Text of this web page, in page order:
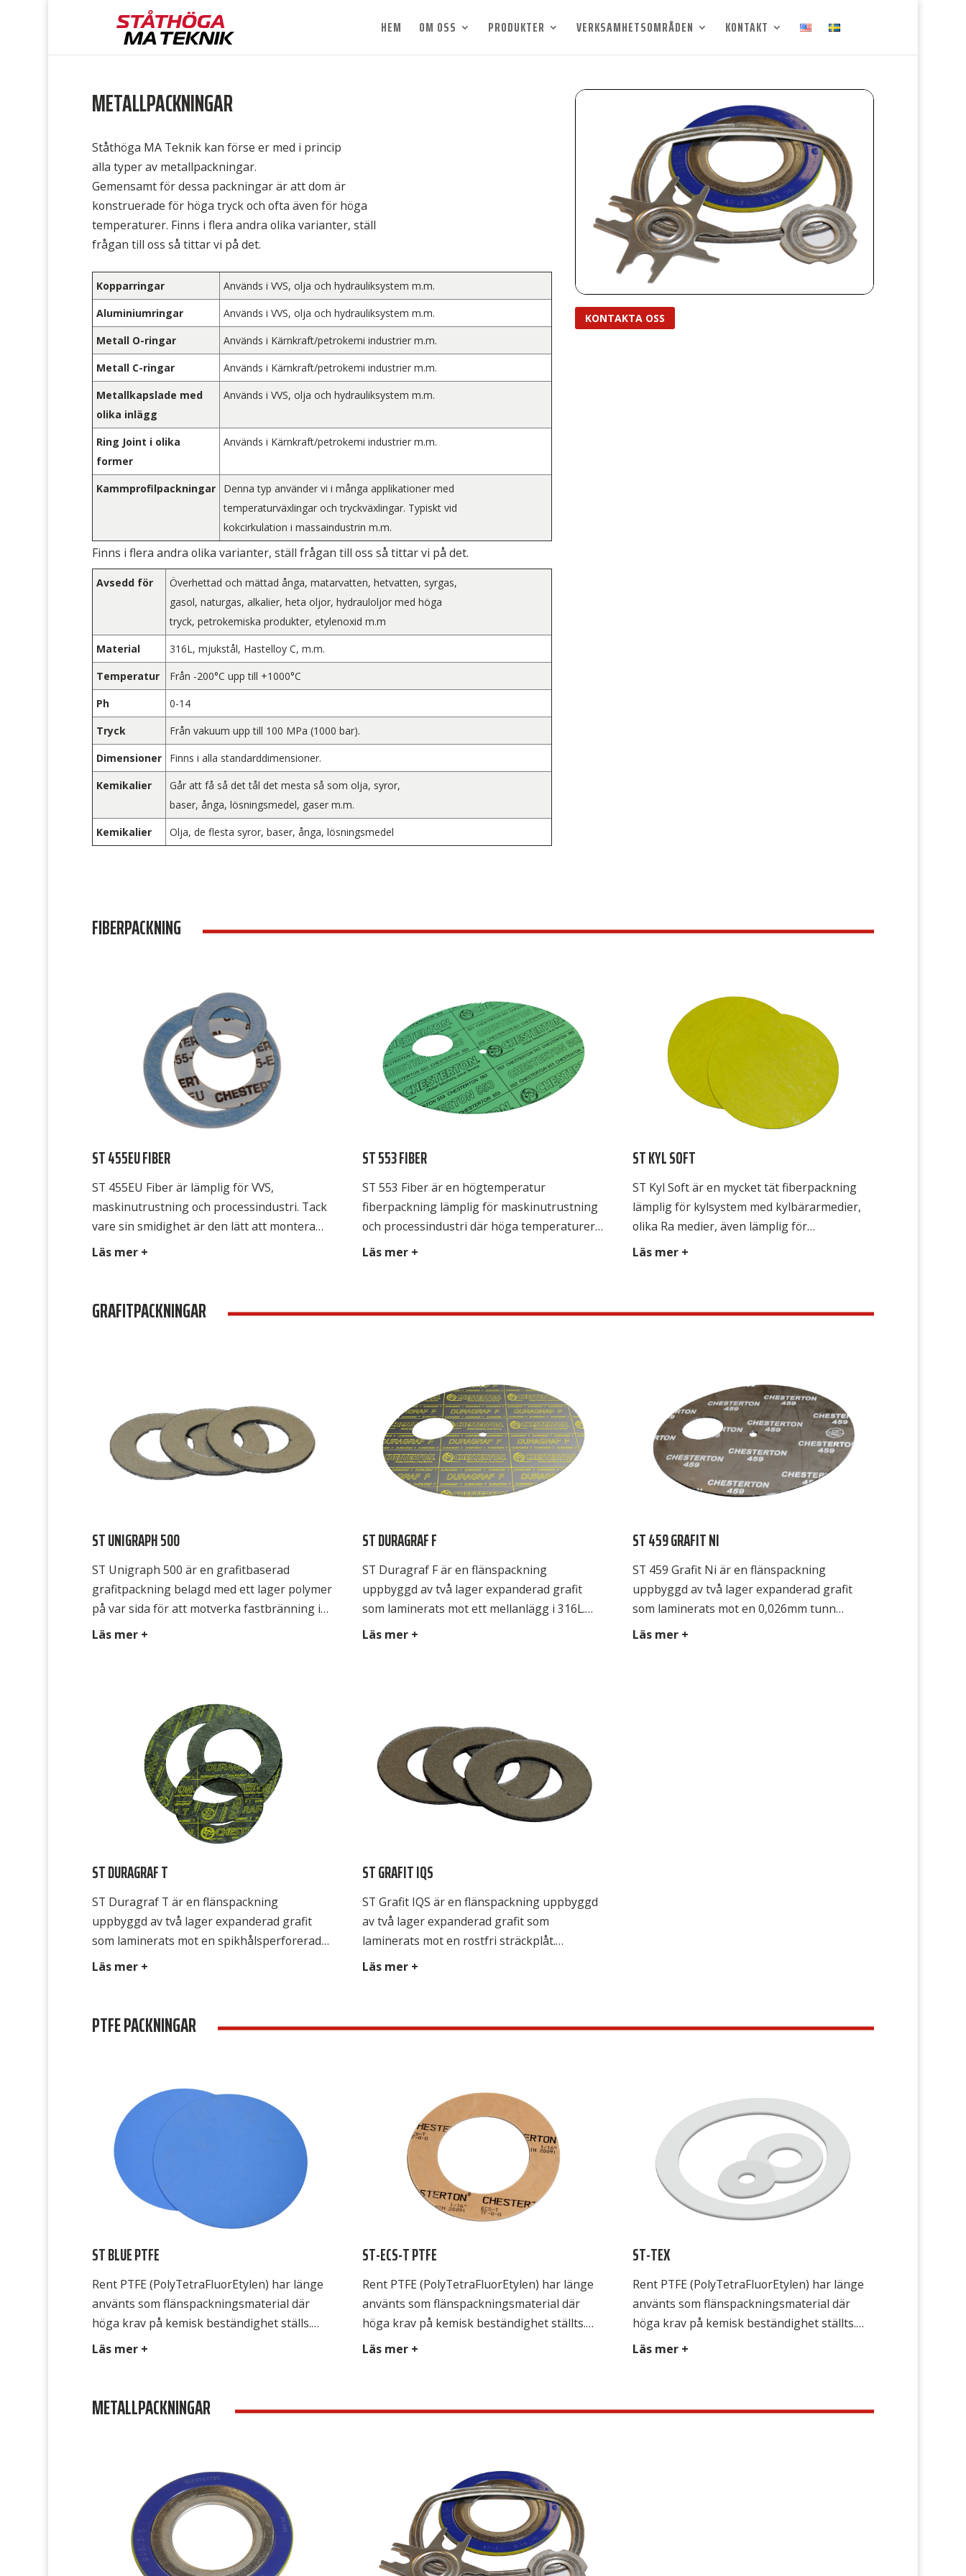
HEM OM OSS PRODUKTER VERKSAMHETSOMRÅDEN KONTAKT
METALLPACKNINGAR
Ståthöga MA Teknik kan förse er med i princip
alla typer av metallpackningar.
Gemensamt för dessa packningar är att dom är
konstruerade för höga tryck och ofta även för höga
temperaturer. Finns i flera andra olika varianter, ställ
frågan till oss så tittar vi på det.
Kopparringar
Används i VVS, olja och hydrauliksystem m.m.
Aluminiumringar
Används i VVS, olja och hydrauliksystem m.m.
Metall O-ringar
Används i Kärnkraft/petrokemi industrier m.m.
Metall C-ringar
Används i Kärnkraft/petrokemi industrier m.m.
Metallkapslade med
olika inlägg
Används i VVS, olja och hydrauliksystem m.m.
Ring Joint i olika
former
Används i Kärnkraft/petrokemi industrier m.m.
Kammprofilpackningar
Denna typ använder vi i många applikationer med
temperaturväxlingar och tryckväxlingar. Typiskt vid
kokcirkulation i massaindustrin m.m.
Finns i flera andra olika varianter, ställ frågan till oss så tittar vi på det.
Avsedd för
Överhettad och mättad ånga, matarvatten, hetvatten, syrgas,
gasol, naturgas, alkalier, heta oljor, hydrauloljor med höga
tryck, petrokemiska produkter, etylenoxid m.m
Material
316L, mjukstål, Hastelloy C, m.m.
Temperatur
Från -200°C upp till +1000°C
Ph
0-14
Tryck
Från vakuum upp till 100 MPa (1000 bar).
Dimensioner
Finns i alla standarddimensioner.
Kemikalier
Går att få så det tål det mesta så som olja, syror,
baser, ånga, lösningsmedel, gaser m.m.
Kemikalier
Olja, de flesta syror, baser, ånga, lösningsmedel
KONTAKTA OSS
FIBERPACKNING
ST 455EU FIBER
ST 455EU Fiber är lämplig för VVS,
maskinutrustning och processindustri. Tack
vare sin smidighet är den lätt att montera
och den formar sig också mycket bra efter
enligt DVGW och för dricksvatten enligt KTW,
Läs mer +
ST 553 FIBER
ST 553 Fiber är en högtemperatur
fiberpackning lämplig för maskinutrustning
och processindustri där höga temperaturer
förekommer. ST 553 Fiber är i första hand
Läs mer +
ST KYL SOFT
ST Kyl Soft är en mycket tät fiberpackning
lämplig för kylsystem med kylbärarmedier,
olika Ra medier, även lämplig för
värmesystem, kompressorsystem, även
Läs mer +
GRAFITPACKNINGAR
ST UNIGRAPH 500
ST Unigraph 500 är en grafitbaserad
grafitpackning belagd med ett lager polymer
på var sida för att motverka fastbränning i
flänsarna. packningar kan stansas och
grafitbaserad grafitpackning belagd med ett
lager polymer på var sida för att motverka
fastbränning […]
Läs mer +
ST DURAGRAF F
ST Duragraf F är en flänspackning
uppbyggd av två lager expanderad grafit
som laminerats mot ett mellanlägg i 316L.
Packningar kan stansas och klippas med
oljor, lösningsmedel, syrgas,flytande syre
samt syror […]
Läs mer +
ST 459 GRAFIT NI
ST 459 Grafit Ni är en flänspackning
uppbyggd av två lager expanderad grafit
som laminerats mot en 0,026mm tunn
nickelfolie. Genom att välja en kärna av
Läs mer +
ST DURAGRAF T
ST Duragraf T är en flänspackning
uppbyggd av två lager expanderad grafit
som laminerats mot en spikhålsperforerad
rostfri plåt. Den är beständig mot de flesta
samt syror med undantag för starkt
oxiderande media som salpetersyra,
Läs mer +
ST GRAFIT IQS
ST Grafit IQS är en flänspackning uppbyggd
av två lager expanderad grafit som
laminerats mot en rostfri sträckplåt.
Packningen är försedd med antisticker
Läs mer +
PTFE PACKNINGAR
ST BLUE PTFE
Rent PTFE (PolyTetraFluorEtylen) har länge
använts som flänspackningsmaterial där
höga krav på kemisk beständighet ställs.
Obehandlad eller ofylld PTFE har dock
flänstrycket. Detta uppträdande är speciellt
Läs mer +
ST-ECS-T PTFE
Rent PTFE (PolyTetraFluorEtylen) har länge
använts som flänspackningsmaterial där
höga krav på kemisk beständighet ställts.
Obehandlad eller ofylld PTFE har dock
Läs mer +
ST-TEX
Rent PTFE (PolyTetraFluorEtylen) har länge
använts som flänspackningsmaterial där
höga krav på kemisk beständighet ställts.
Obehandlad eller ofylld PTFE har dock
Läs mer +
METALLPACKNINGAR